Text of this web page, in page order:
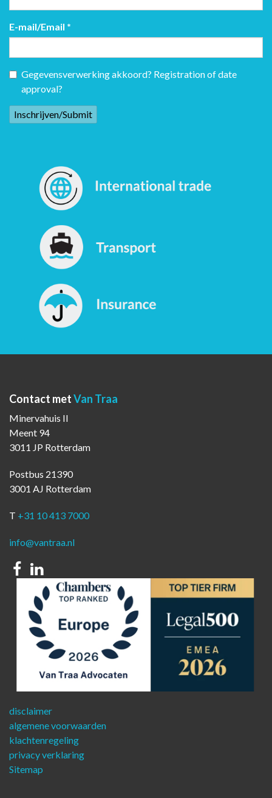
E-mail/Email *
Gegevensverwerking akkoord? Registration of date
approval?
Contact metVan Traa
Minervahuis II
Meent 94
3011 JP Rotterdam
Postbus 21390
3001 AJ Rotterdam
T +31 10 413 7000
info@vantraa.nl
Facebook
Linkedin
disclaimer
algemene voorwaarden
klachtenregeling
privacy verklaring
Sitemap